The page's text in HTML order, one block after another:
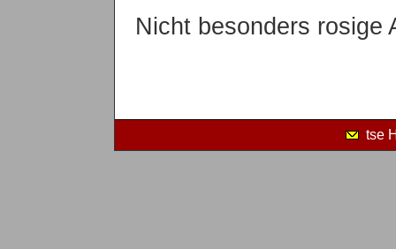
Nicht besonders rosige
tse